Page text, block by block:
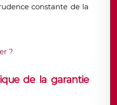
constante de la
?
de la garantie